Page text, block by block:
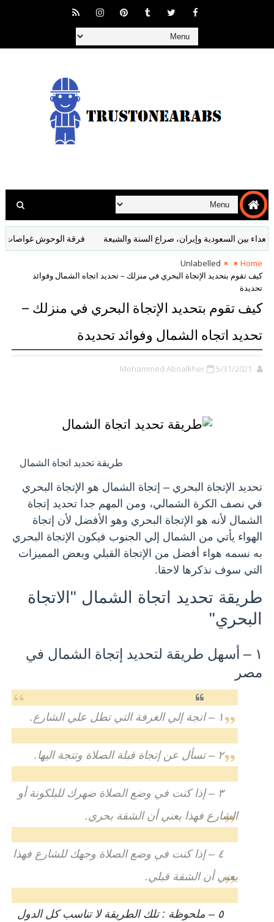
السعودية وإيران، صراع السنة والشيعة فرقة الوحوش غواصات أسطول
Home
Unlabelled
كيف تقوم بتحديد الإتجاة البحري في منزلك – تحديد اتجاه الشمال وفوائد
تحديدة
كيف تقوم بتحديد الإتجاة البحري في منزلك –
تحديد اتجاه الشمال وفوائد تحديدة
Mohammed Aboalkher 5/31/2021
طريقة تحديد اتجاة الشمال
تحديد الإتجاة البحري – إتجاة الشمال هو الإتجاة البحري
في نصف الكرة الشمالي، ومن المهم جدا تحديد إتجاة
الشمال لأنه هو الإتجاة البحري وهو الأفضل لأن إتجاة
الهواء يأتي من الشمال إلي الجنوب فيكون الإتجاة البحري
به نسمه هواء أفضل من الإتجاة القبلي وبعض المميزات
التي سوف نذكرها لاحقا.
طريقة تحديد اتجاة الشمال "الاتجاة
البحري"
١ – أسهل طريقة لتحديد إتجاة الشمال في
مصر
١ – اتجة إلي الغرفة التي تطل علي الشارع.
٢ – تسأل عن إتجاة قبلة الصلاة وتتجة اليها.
٣ – إذا كنت في وضع الصلاة ضهرك للبلكونة أو
الشارع فهذا يعني أن الشقة بحري.
٤ – إذا كنت في وضع الصلاة وجهك للشارع فهذا
يعني أن الشقة قبلي.
٥ – ملحوظة : تلك الطريقة لا تناسب كل الدول